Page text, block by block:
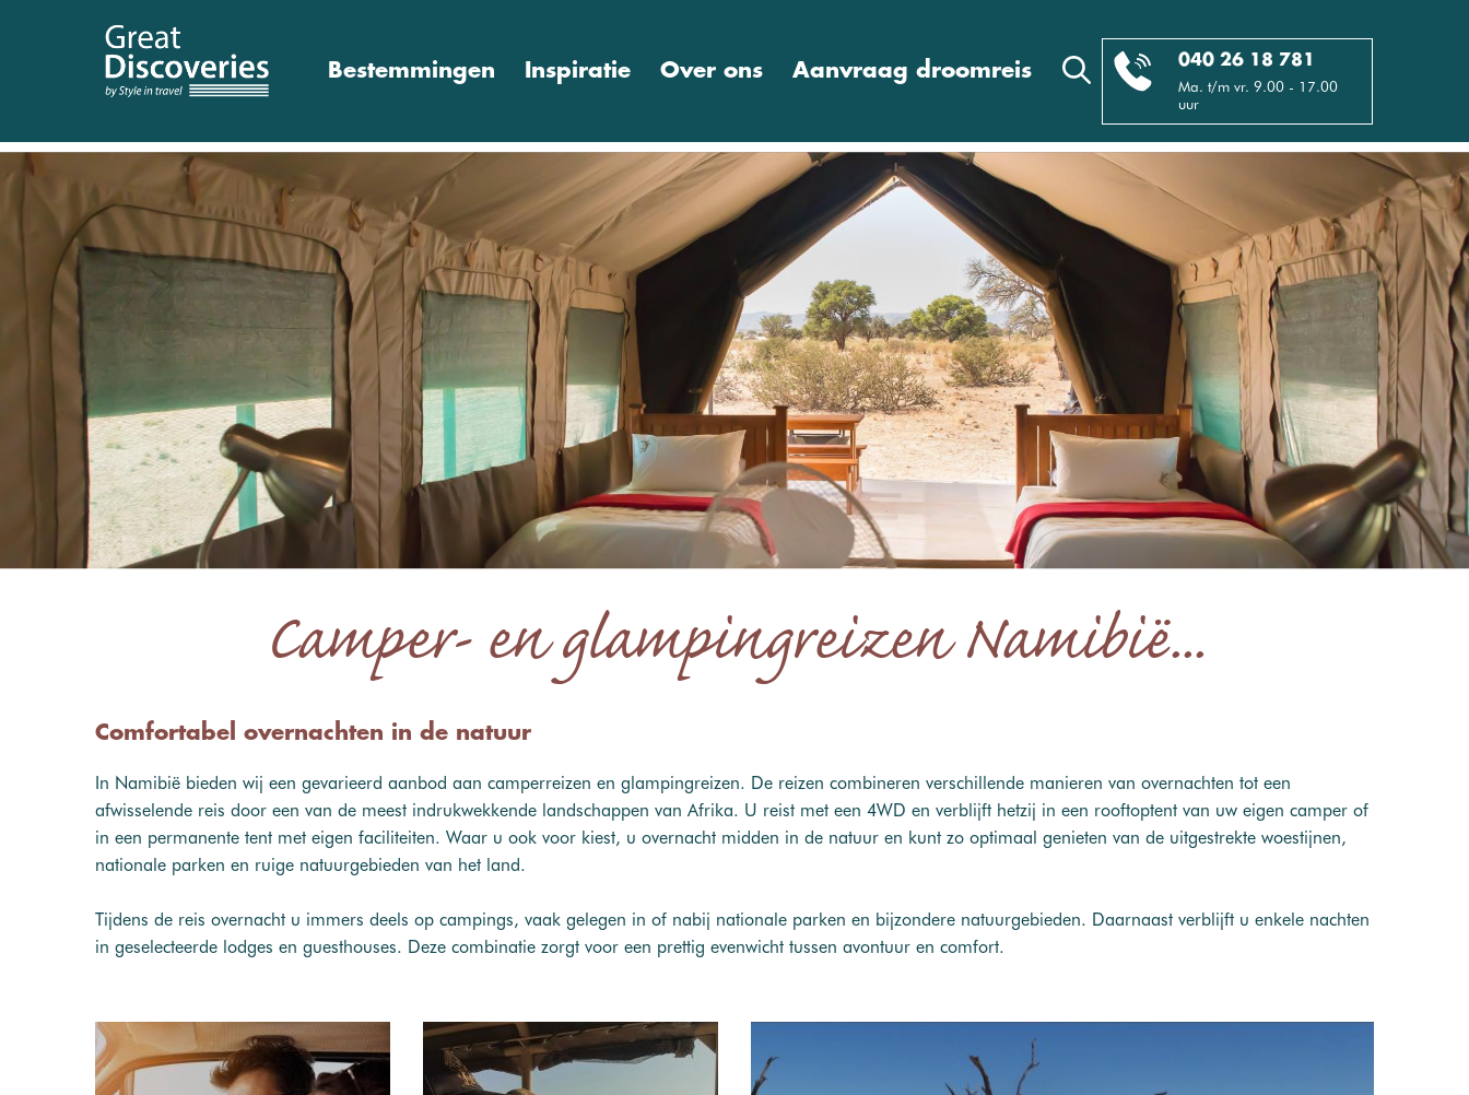
040 26 18 781
Ma. t/m vr. 9.00 - 17.00
uur
Bestemmingen Inspiratie Over ons Aanvraag droomreis
Camper- en glampingreizen Namibië...
Comfortabel overnachten in de natuur
In Namibië bieden wij een gevarieerd aanbod aan camperreizen en glampingreizen. De reizen combineren verschillende manieren van overnachten tot een
afwisselende reis door een van de meest indrukwekkende landschappen van Afrika. U reist met een 4WD en verblijft hetzij in een rooftoptent van uw eigen camper of
in een permanente tent met eigen faciliteiten. Waar u ook voor kiest, u overnacht midden in de natuur en kunt zo optimaal genieten van de uitgestrekte woestijnen,
nationale parken en ruige natuurgebieden van het land.
Tijdens de reis overnacht u immers deels op campings, vaak gelegen in of nabij nationale parken en bijzondere natuurgebieden. Daarnaast verblijft u enkele nachten
in geselecteerde lodges en guesthouses. Deze combinatie zorgt voor een prettig evenwicht tussen avontuur en comfort.